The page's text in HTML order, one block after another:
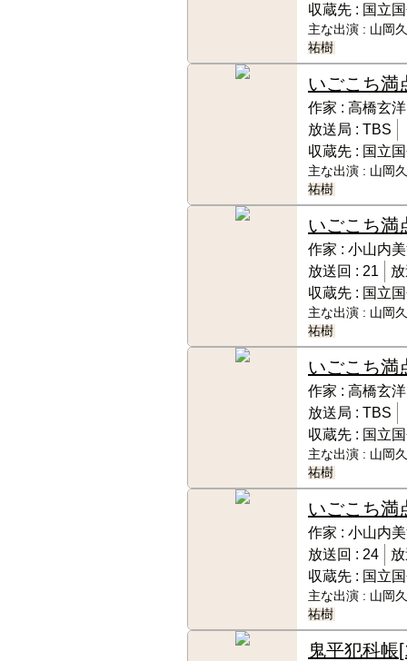
収蔵先 : 国立
主な出演 : 山岡
祐樹
いごこち満
作家 : 高橋玄洋
放送局 : TBS
収蔵先 : 国立
主な出演 : 山岡
祐樹
いごこち満
作家 : 小山内
放送回 : 21
収蔵先 : 国立
主な出演 : 山岡
祐樹
いごこち満
作家 : 高橋玄洋
放送局 : TBS
収蔵先 : 国立
主な出演 : 山岡
祐樹
いごこち満
作家 : 小山内
放送回 : 24
収蔵先 : 国立
主な出演 : 山岡
祐樹
鬼平犯科帳